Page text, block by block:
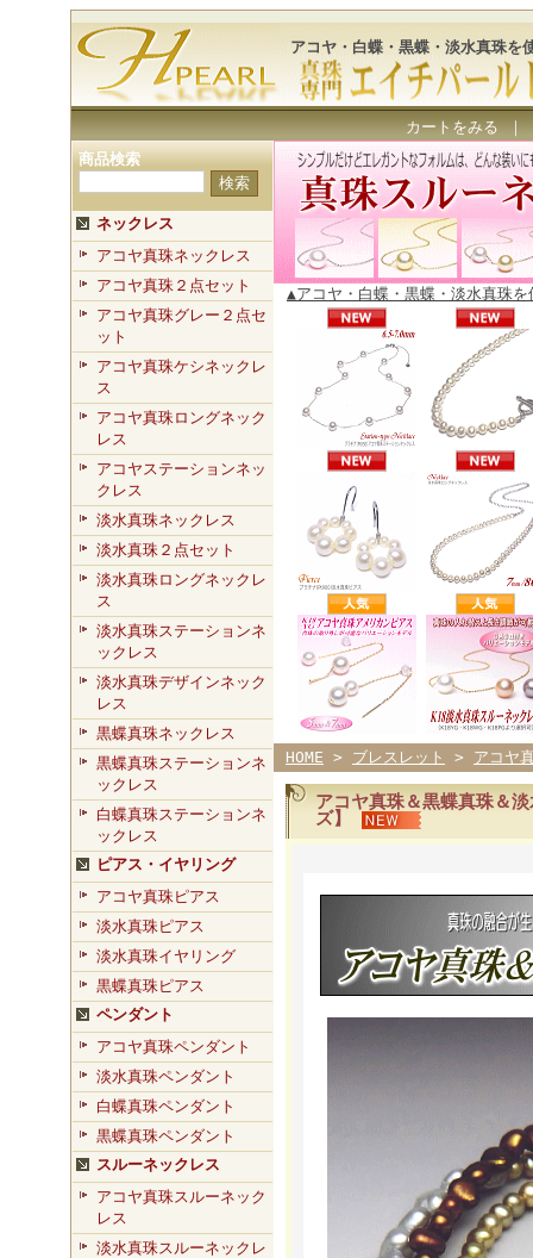
アコヤ・白蝶・黒蝶・淡水真珠を
カートをみる｜
商品検索
ネックレス
アコヤ真珠ネックレス
アコヤ真珠２点セット
アコヤ真珠グレー２点セ
ット
アコヤ真珠ケシネックレ
ス
アコヤ真珠ロングネック
レス
アコヤステーションネッ
クレス
淡水真珠ネックレス
淡水真珠２点セット
淡水真珠ロングネックレ
ス
淡水真珠ステーションネ
ックレス
淡水真珠デザインネック
レス
黒蝶真珠ネックレス
黒蝶真珠ステーションネ
ックレス
白蝶真珠ステーションネ
ックレス
ピアス・イヤリング
アコヤ真珠ピアス
淡水真珠ピアス
淡水真珠イヤリング
黒蝶真珠ピアス
ペンダント
アコヤ真珠ペンダント
淡水真珠ペンダント
白蝶真珠ペンダント
黒蝶真珠ペンダント
スルーネックレス
アコヤ真珠スルーネック
レス
淡水真珠スルーネックレ
▲アコヤ・白蝶・黒蝶・淡水真珠
HOME > ブレスレット > アコヤ
アコヤ真珠＆黒蝶真珠＆
ズ】